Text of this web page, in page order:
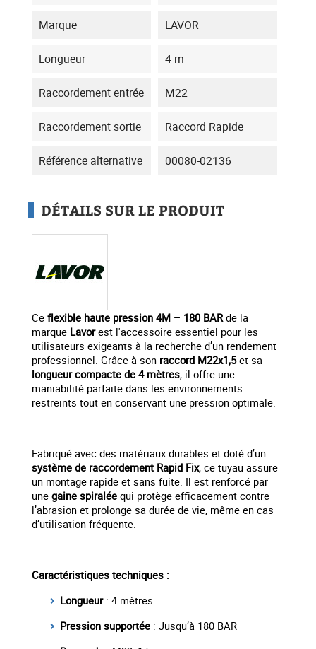
Marque LAVOR
Longueur 4 m
Raccordement entrée M22
Raccordement sortie Raccord Rapide
Référence alternative 00080-02136
DÉTAILS SUR LE PRODUIT
Ce flexible haute pression 4M – 180 BARde la
marque Lavorest l'accessoire essentiel pour les
utilisateurs exigeants à la recherche d’un rendement
professionnel. Grâce à son raccord M22x1,5et sa
longueur compacte de 4 mètres, il offre une
maniabilité parfaite dans les environnements
restreints tout en conservant une pression optimale.
Fabriqué avec des matériaux durables et doté d’un
système de raccordement Rapid Fix, ce tuyau assure
un montage rapide et sans fuite. Il est renforcé par
une gaine spiralée qui protège efficacement contre
l’abrasion et prolonge sa durée de vie, même en cas
d’utilisation fréquente.
Caractéristiques techniques :
Longueur: 4 mètres
Pression supportée : Jusqu’à 180 BAR